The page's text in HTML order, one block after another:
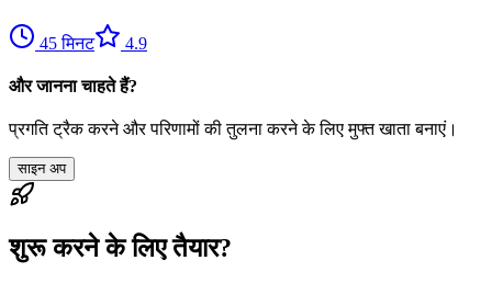
45 मिनट 4.9
और जानना चाहते हैं?
प्रगति ट्रैक करने और परिणामों की तुलना करने के लिए मुफ्त खाता बनाएं।
साइन अप
शुरू करने के लिए तैयार?